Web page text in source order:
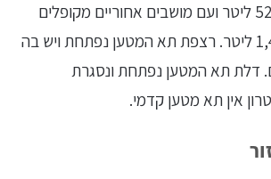
תא המטען בנפח 520 ליטר ועם מושבים אחוריים מקופלים
תקבלו נפח של 1,490 ליטר. רצפת תא המטען נפתחת ויש בה
דלת תא המטען נפתחת ונסגרת